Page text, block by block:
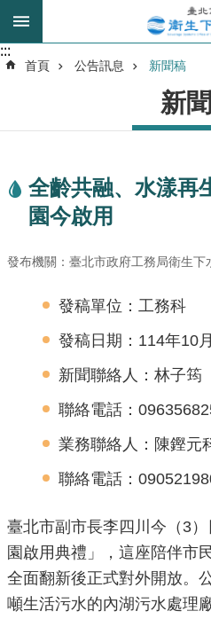
跳到主要內容區塊
進
我
的
分
是
業
務
資
訊
:::
:::
首頁 公告訊息 新聞稿
新
全齡共融、水漾再
園今啟用
發布機關：臺北市政府工務局衛生下
發稿單位：工務科
發稿日期：114年10
新聞聯絡人：林子筠
聯絡電話：
業務聯絡人：陳鏗元
聯絡電話：
臺北市副市長李四川今（3
園啟用典禮」，這座陪伴市
全面翻新後正式對外開放。
噸生活污水的內湖污水處理